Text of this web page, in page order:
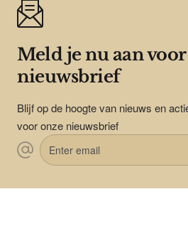
Meld je nu aan
nieuwsbrief
Blijf op de hoogte van nieuws en
voor onze nieuwsbrief
Enter
email